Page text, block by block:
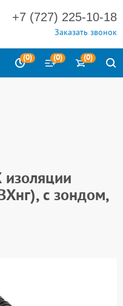
+7 (727) 225-10-18
Заказать звонок
(0) (0) (0)
с зондом,